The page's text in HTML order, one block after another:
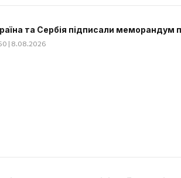
та Сербія підписали меморандум
| 8.08.2026